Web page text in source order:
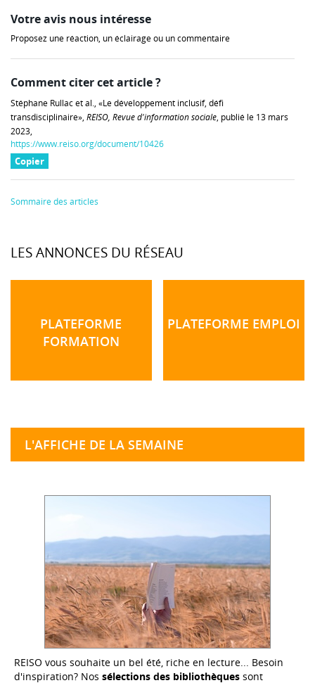
Votre avis nous intéresse
Proposez une réaction, un éclairage ou un commentaire
Comment citer cet article ?
Stéphane Rullac et al., «Le développement inclusif, défi
transdisciplinaire», REISO, Revue d'information sociale, publié le 13 mars
2023,
https://www.reiso.org/document/10426
Copier
Sommaire des articles
LES ANNONCES DU RÉSEAU
PLATEFORME
FORMATION
PLATEFORME EMPLOI
L'AFFICHE DE LA SEMAINE
REISO vous souhaite un bel été, riche en lecture... Besoin
d'inspiration? Nos sélections des bibliothèques sont